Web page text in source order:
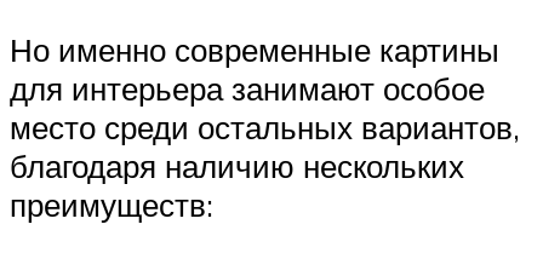
Но именно современные картины
для интерьера занимают особое
место среди остальных вариантов,
благодаря наличию нескольких
преимуществ: